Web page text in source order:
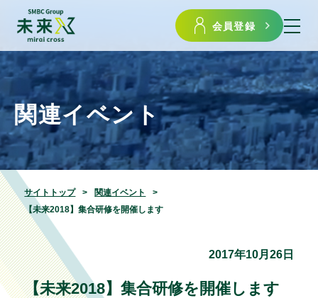
会員登録
関連イベント
サイトトップ
関連イベント
【未来2018】集合研修を開催します
2017年10月26日
【未来2018】集合研修を開催します